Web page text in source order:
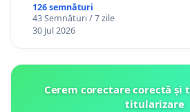
126 semnături
43 Semnături / 7 zile
30 Jul 2026
Cerem corectare corectă și
titularizare